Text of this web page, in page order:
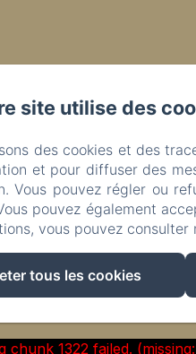
chunk 1322 failed.
site utilise des
des cookies et des
et pour diffuser des
Vous pouvez régler ou
pouvez également
vous pouvez consulter
tous les cookies